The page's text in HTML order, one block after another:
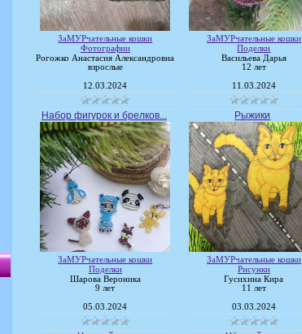
ЗаМУРчательные кошки
Фотографии
Рогожко Анастасия Александровна
взрослые
12.03.2024
ЗаМУРчательные кошки
Поделки
Васильева Дарья
12 лет
11.03.2024
Набор фигурок и брелков...
ЗаМУРчательные кошки
Поделки
Шарова Вероника
9 лет
05.03.2024
Рыжики
ЗаМУРчательные кошки
Рисунки
Гусихина Кира
11 лет
03.03.2024